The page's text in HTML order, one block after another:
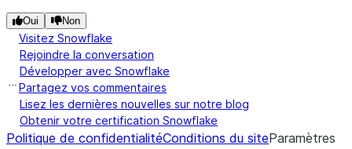
Oui Non
Visitez Snowflake
Rejoindre la conversation
Développer avec Snowflake
Partagez vos commentaires
Lisez les dernières nouvelles sur notre blog
Obtenir votre certification Snowflake
Politique de confidentialitéConditions du siteParamètres